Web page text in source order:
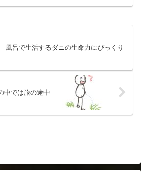
風呂で生活するダニの生命力にびっくり
中では旅の途中